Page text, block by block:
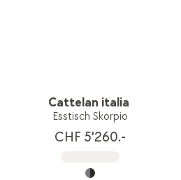
Cattelan italia
Esstisch Skorpio
CHF 5'260.-